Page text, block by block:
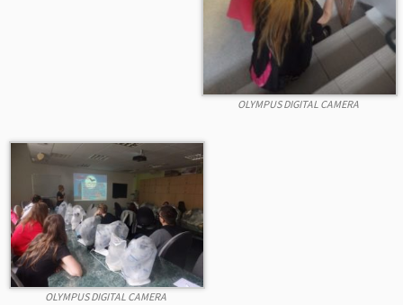
OLYMPUS DIGITAL CAMERA
OLYMPUS DIGITAL CAMERA